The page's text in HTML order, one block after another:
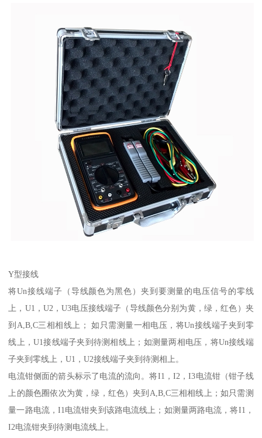
Y型接线
将Un接线端子（导线颜色为黑色）夹到要测量的电压信号的零线
上，U1，U2，U3电压接线端子（导线颜色分别为黄，绿，红色）夹
到A,B,C三相相线上； 如只需测量一相电压，将Un接线端子夹到零
线上，U1接线端子夹到待测相线上；如测量两相电压，将Un接线端
子夹到零线上，U1，U2接线端子夹到待测相上。
电流钳侧面的箭头标示了电流的流向。将I1，I2，I3电流钳（钳子线
上的颜色圈依次为黄，绿，红色）夹到A,B,C三相相线上；如只需测
量一路电流，I1电流钳夹到该路电流线上；如测量两路电流，将I1，
I2电流钳夹到待测电流线上。